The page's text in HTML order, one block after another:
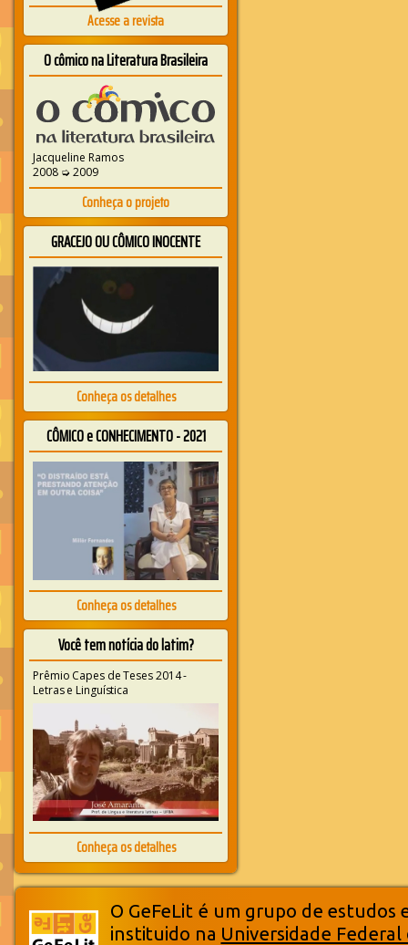
Acesse a revista
O cômico na Literatura Brasileira
Jacqueline Ramos
2008 ➭ 2009
Conheça o projeto
GRACEJO OU CÔMICO INOCENTE
Conheça os detalhes
CÔMICO e CONHECIMENTO - 2021
Conheça os detalhes
Você tem notícia do latim?
Prêmio Capes de Teses 2014 -
Letras e Linguística
Conheça os detalhes
O GeFeLit é um grupo de estudos
instituido na Universidade Federal